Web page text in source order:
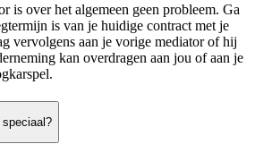
is over het algemeen geen probleem. Ga
is van je huidige contract met je
vervolgens aan je vorige mediator of hij
kan overdragen aan jou of aan je